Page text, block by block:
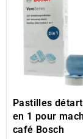
Pastilles
en 1 pour
café Bosch